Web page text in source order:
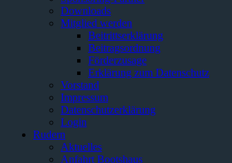
Downloads
Mitglied werden
Beitrittserklärung
Beitragsordnung
Förderzusage
Erklärung zum Datenschutz
Vorstand
Impressum
Datenschutzerklärung
Login
Rudern
Aktuelles
Anfahrt Bootshaus